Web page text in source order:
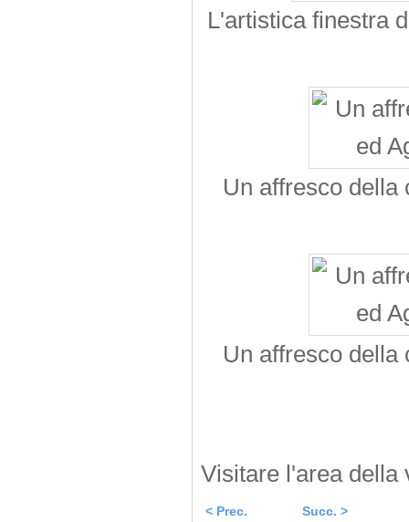
L'artistica finestra
Un affresco della
Un affresco della
Visitare l'area della
< Prec. Succ. >